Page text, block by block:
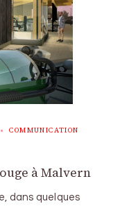
COMMUNICATION
à Malvern
dans quelques